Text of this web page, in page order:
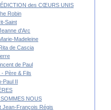
des CŒURS UNIS
Robin
Saint
d'Arc
Madeleine
de Cascia
de Paul
- Père & Fils
Paul II
NOUS
Jean-François Régis